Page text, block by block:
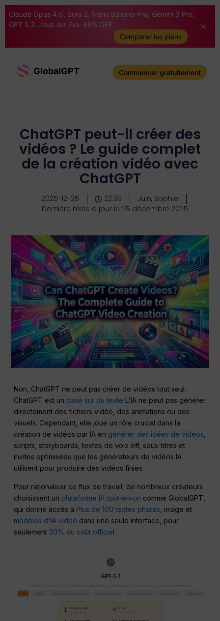
Claude Opus 4.6, Sora 2, Nano Banana Pro, Gemini 3 Pro,
GPT 5.2...tous sur Pro. 46% OFF
Comparer les plans
GlobalGPT Commencer gratuitement
ChatGPT peut-il créer des
vidéos ? Le guide complet
de la création vidéo avec
ChatGPT
2025-12-25 22:39
Juin, Sophie
Dernière mise à jour le 25 décembre 2025
Non, ChatGPT ne peut pas créer de vidéos tout seul.
ChatGPT est un basé sur du texte L'IA ne peut pas générer
directement des fichiers vidéo, des animations ou des
visuels. Cependant, elle joue un rôle crucial dans la
création de vidéos par IA en générer des idées de vidéos
scripts, storyboards, textes de voix off, sous-titres et
invites optimisées que les générateurs de vidéos IA
utilisent pour produire des vidéos finies.
Pour rationaliser ce flux de travail, de nombreux créateurs
choisissent un plateforme IA tout-en-un comme GlobalGPT,
qui donne accès à Plus de 100 textes phares , image et
modèles d'IA vidéo dans une seule interface, pour
seulement 30% du coût officiel.